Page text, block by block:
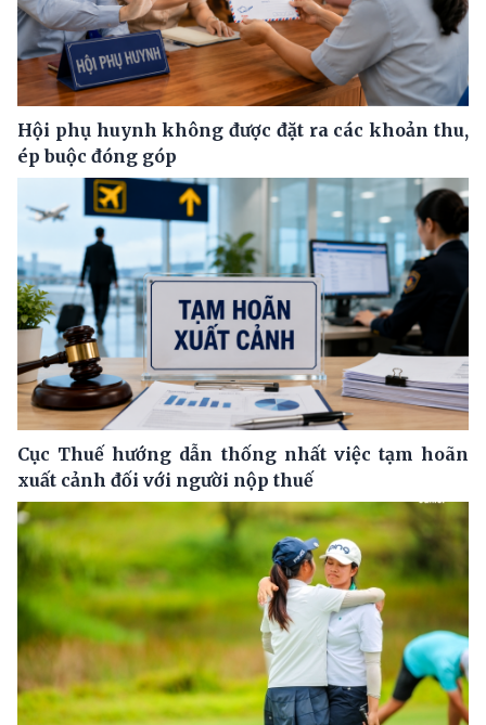
Hội phụ huynh không được đặt ra các khoản thu,
ép buộc đóng góp
Cục Thuế hướng dẫn thống nhất việc tạm hoãn
xuất cảnh đối với người nộp thuế